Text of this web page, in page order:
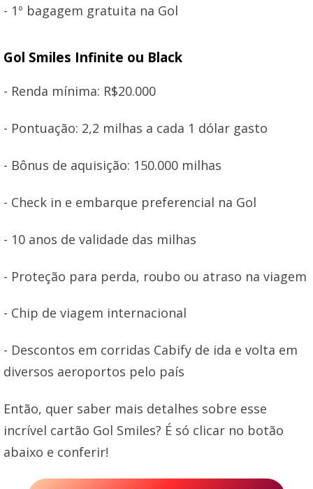
- 1º bagagem gratuita na Gol
Gol Smiles Infinite ou Black
- Renda mínima: R$20.000
- Pontuação: 2,2 milhas a cada 1 dólar gasto
- Bônus de aquisição: 150.000 milhas
- Check in e embarque preferencial na Gol
- 10 anos de validade das milhas
- Proteção para perda, roubo ou atraso na viagem
- Chip de viagem internacional
- Descontos em corridas Cabify de ida e volta em
diversos aeroportos pelo país
Então, quer saber mais detalhes sobre esse
incrível cartão Gol Smiles? É só clicar no botão
abaixo e conferir!